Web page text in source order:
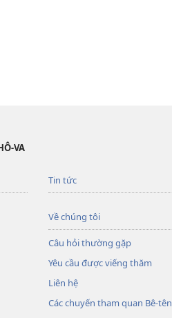
VA
Tin tức
Về chúng tôi
Câu hỏi thường gặp
Yêu cầu được viếng thăm
Liên hệ
Các chuyến tham quan Bê-tên